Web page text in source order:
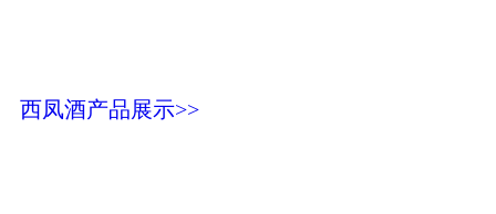
西凤酒产品展示>>